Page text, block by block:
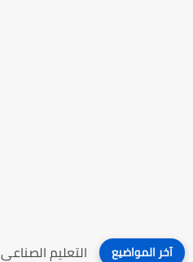
آخر المواضيع التعليم الصناعي